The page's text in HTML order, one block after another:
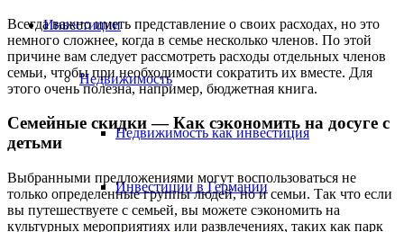
Инвестиции
Недвижимость
Недвижимость как инвестиция
Инвестиции в Германии
Всегда важно иметь представление о своих расходах, но это
немного сложнее, когда в семье несколько членов. По этой
причине вам следует рассмотреть расходы отдельных членов
семьи, чтобы при необходимости сократить их вместе. Для
этого очень полезна, например, бюджетная книга.
Семейные скидки — Как сэкономить на досуге с
детьми
Выбранными предложениями могут воспользоваться не
только определенные группы людей, но и семьи. Так что если
вы путешествуете с семьей, вы можете сэкономить на
культурных мероприятиях или развлечениях, таких как парк